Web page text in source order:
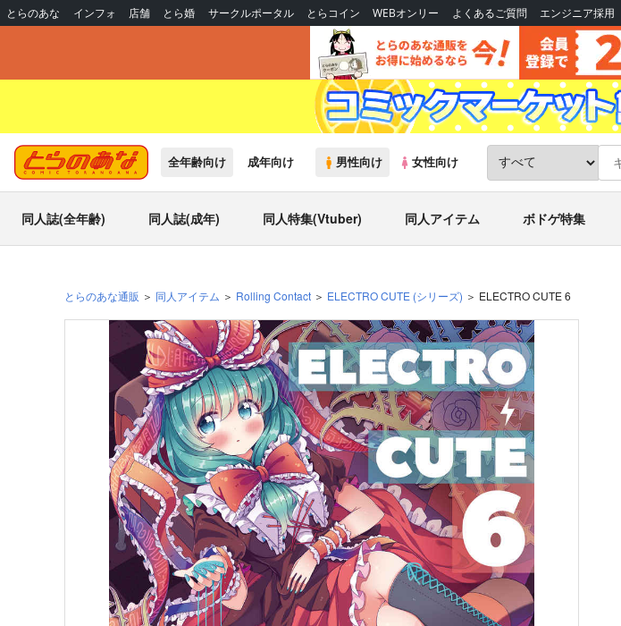
とらのあな インフォ 店舗 とら婚 サークルポータル とらコイン WEBオンリー よくあるご質問 エンジニア採用
全年齢向け 成年向け 男性向け 女性向け
同人誌(全年齢) 同人誌(成年) 同人特集(Vtuber) 同人アイテム ボドゲ特集
とらのあな通販 同人アイテム Rolling Contact ELECTRO CUTE (シリーズ) ELECTRO CUTE 6